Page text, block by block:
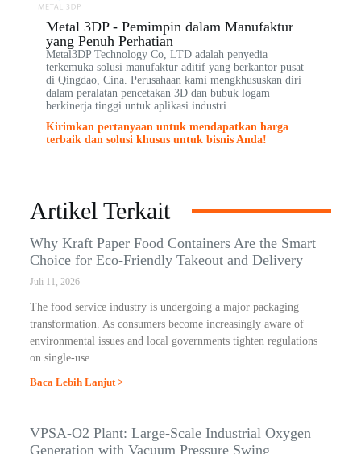
Metal 3DP - Pemimpin dalam Manufaktur
yang Penuh Perhatian
Metal3DP Technology Co, LTD adalah penyedia
terkemuka solusi manufaktur aditif yang berkantor pusat
di Qingdao, Cina. Perusahaan kami mengkhususkan diri
dalam peralatan pencetakan 3D dan bubuk logam
berkinerja tinggi untuk aplikasi industri.
Kirimkan pertanyaan untuk mendapatkan harga
terbaik dan solusi khusus untuk bisnis Anda!
Artikel Terkait
Why Kraft Paper Food Containers Are the Smart
Choice for Eco-Friendly Takeout and Delivery
Juli 11, 2026
The food service industry is undergoing a major packaging
transformation. As consumers become increasingly aware of
environmental issues and local governments tighten regulations
on single-use
Baca Lebih Lanjut >
VPSA-O2 Plant: Large-Scale Industrial Oxygen
Generation with Vacuum Pressure Swing